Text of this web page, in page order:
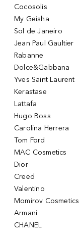
Cocosolis
My Geisha
Sol de Janeiro
Jean Paul Gaultier
Rabanne
Dolce&Gabbana
Yves Saint Laurent
Kerastase
Lattafa
Hugo Boss
Carolina Herrera
Tom Ford
MAC Cosmetics
Dior
Creed
Valentino
Momirov Cosmetics
Armani
CHANEL